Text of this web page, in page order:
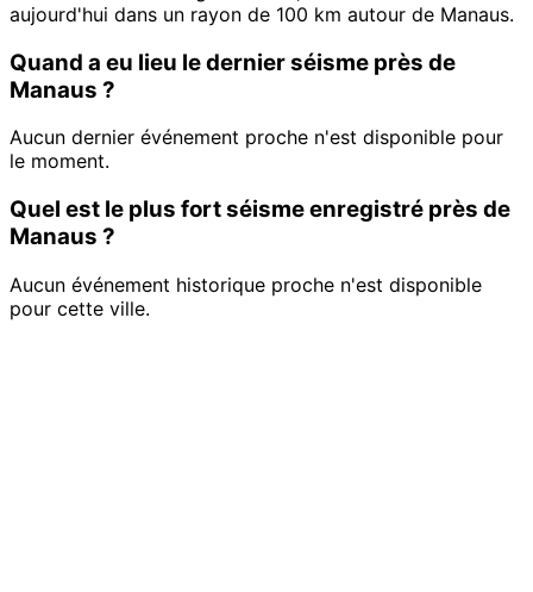
aujourd'hui dans un rayon de 100 km autour de Manaus.
Quand a eu lieu le dernier séisme près de
Manaus ?
Aucun dernier événement proche n'est disponible pour
le moment.
Quel est le plus fort séisme enregistré près de
Manaus ?
Aucun événement historique proche n'est disponible
pour cette ville.